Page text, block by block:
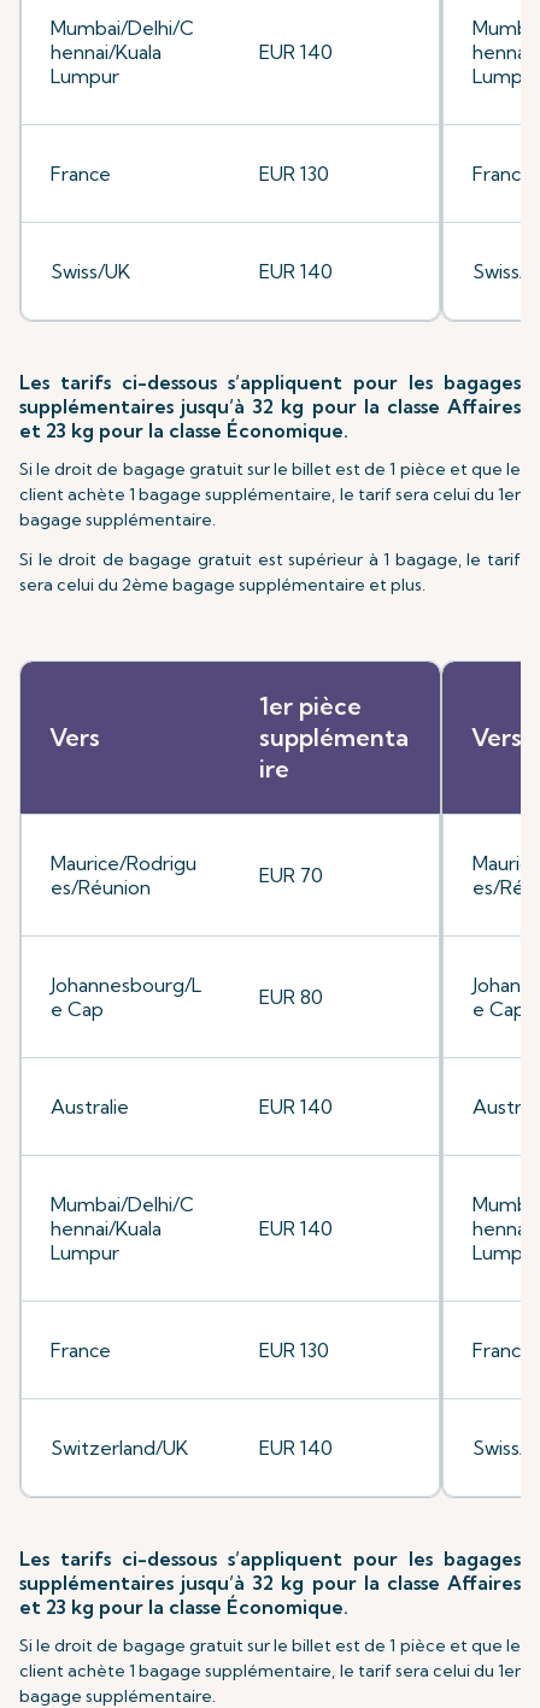
Mumbai/Delhi/C
hennai/Kuala
Lumpur
EUR 140
France EUR 130
Swiss/UK EUR 140
hennai/
Lumpur
France
Swiss/
Les tarifs ci-dessous s’appliquent pour les bagages
supplémentaires jusqu’à 32 kg pour la classe Affaires
et 23 kg pour la classe Économique.
Si le droit de bagage gratuit sur le billet est de 1 pièce et que le
client achète 1 bagage supplémentaire, le tarif sera celui du 1er
bagage supplémentaire.
Si le droit de bagage gratuit est supérieur à 1 bagage, le tarif
sera celui du 2ème bagage supplémentaire et plus.
Vers
1er pièce
supplémenta
ire
Maurice/Rodrigu
es/Réunion
EUR 70
Johannesbourg/L
e Cap
EUR 80
Australie EUR 140
Mumbai/Delhi/C
hennai/Kuala
Lumpur
EUR 140
France EUR 130
Switzerland/UK EUR 140
Vers
es/
e Cap
hennai/
Lumpur
France
Swiss/
Les tarifs ci-dessous s’appliquent pour les bagages
supplémentaires jusqu’à 32 kg pour la classe Affaires
et 23 kg pour la classe Économique.
Si le droit de bagage gratuit sur le billet est de 1 pièce et que le
client achète 1 bagage supplémentaire, le tarif sera celui du 1er
bagage supplémentaire.